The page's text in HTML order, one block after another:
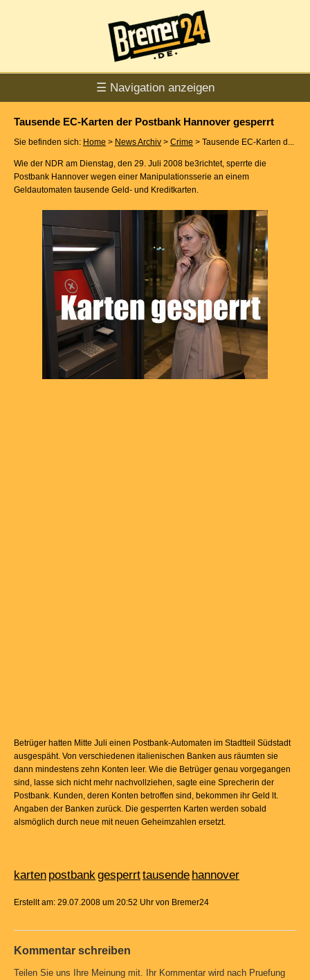
☰ Navigation anzeigen
Tausende EC-Karten der Postbank Hannover gesperrt
Sie befinden sich: Home > News Archiv > Crime > Tausende EC-Karten d...
Wie der NDR am Dienstag, den 29. Juli 2008 be3richtet, sperrte die
Postbank Hannover wegen einer Manipulationsserie an einem
Geldautomaten tausende Geld- und Kreditkarten.
Betrüger hatten Mitte Juli einen Postbank-Automaten im Stadtteil Südstadt
ausgespäht. Von verschiedenen italienischen Banken aus räumten sie
dann mindestens zehn Konten leer. Wie die Betrüger genau vorgegangen
sind, lasse sich nicht mehr nachvollziehen, sagte eine Sprecherin der
Postbank. Kunden, deren Konten betroffen sind, bekommen ihr Geld lt.
Angaben der Banken zurück. Die gesperrten Karten werden sobald
alsmöglich durch neue mit neuen Geheimzahlen ersetzt.
karten postbankgesperrttausende hannover
Erstellt am: 29.07.2008 um 20:52 Uhr von Bremer24
Kommentar schreiben
Teilen Sie uns Ihre Meinung mit. Ihr Kommentar wird nach Pruefung